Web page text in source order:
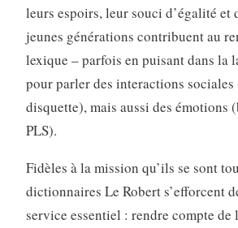
leurs espoirs, leur souci d’égalité et
jeunes générations contribuent au
lexique – parfois en puisant dans la
pour parler des interactions sociales
disquette), mais aussi des émotions
PLS).
Fidèles à la mission qu’ils se sont
dictionnaires Le Robert s’efforcent
service essentiel : rendre compte de